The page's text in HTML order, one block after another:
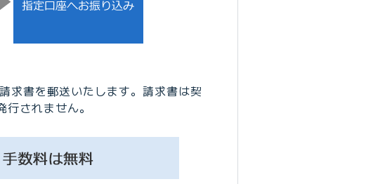
求書を郵送いたします。請求書は契
されません。